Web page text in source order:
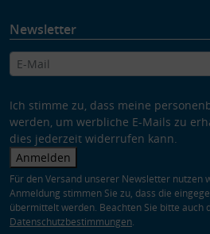
Newsletter
Ich stimme zu, dass meine
werden, um werbliche E-Mails zu
dies jederzeit widerrufen kann.
Anmelden
Für den Versand unserer Newsletter nutzen
Anmeldung stimmen Sie zu, dass die
übermittelt werden. Beachten Sie bitte auch
Datenschutzbestimmungen.